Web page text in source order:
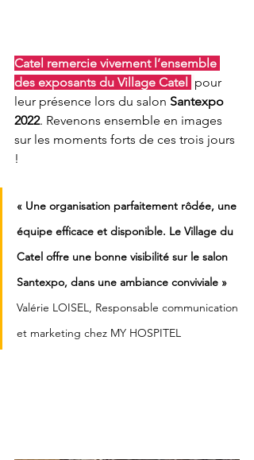
Catel remercie vivement l’ensemble
des exposants du Village Catel
pour
leur présence lors du salon Santexpo
2022. Revenons ensemble en images
sur les moments forts de ces trois jours
!
« Une organisation parfaitement rôdée, une
équipe efficace et disponible. Le Village du
Catel offre une bonne visibilité sur le salon
Santexpo, dans une ambiance conviviale »
Valérie LOISEL, Responsable communication
et marketing chez MY HOSPITEL